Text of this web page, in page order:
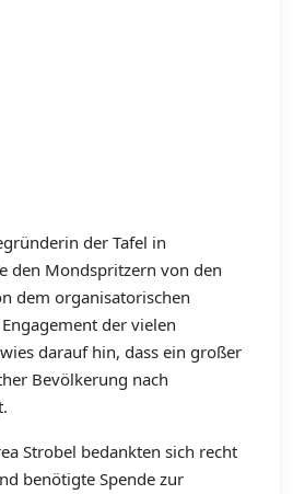
der Tafel in
den Mondspritzern von den
dem organisatorischen
der vielen
darauf hin, dass ein großer
Bevölkerung nach
Strobel bedankten sich recht
benötigte Spende zur